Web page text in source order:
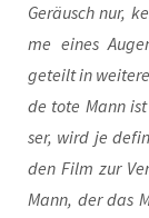
Geräusch nur,
me eines
geteilt in
de tote Mann
ser, wird je
den Film zur
Mann, der das